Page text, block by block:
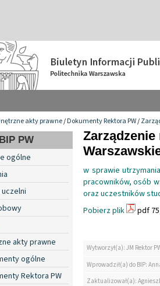
akty prawne/Dokumenty Rektora PW/
BIP PW
ogólne
akty prawne
ogólne
Rektora PW
w sprawie
pracowników, osób
oraz uczestników
Pobierz plik
pdf
Wytworzył(a): JM Rektor
Wprowadził(a) do BIP:
Zaktualizował(a):